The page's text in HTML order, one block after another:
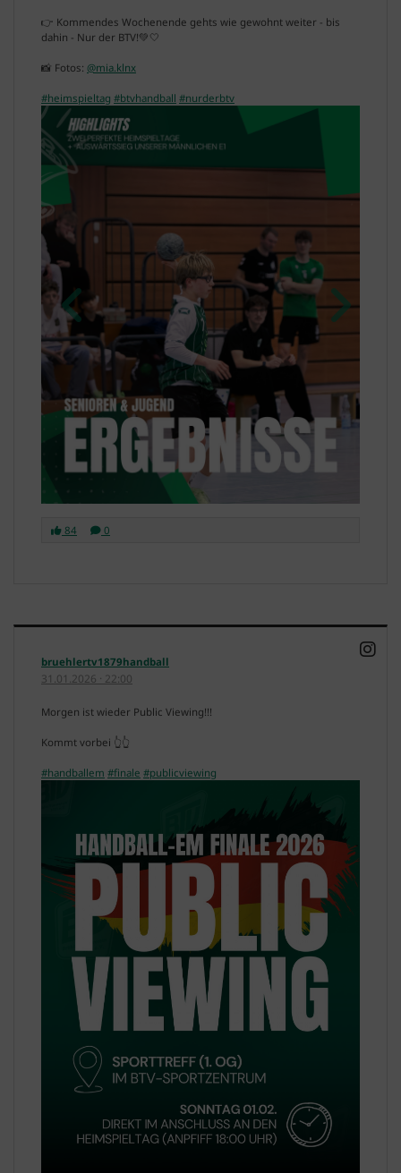
👉 Kommendes Wochenende gehts wie gewohnt weiter - bis
dahin - Nur der BTV!💚🤍
📸 Fotos: @mia.klnx
#heimspieltag #btvhandball #nurderbtv
84 0
bruehlertv1879handball
31.01.2026 · 22:00
Morgen ist wieder Public Viewing!!!
Kommt vorbei 👆👆
#handballem #finale #publicviewing